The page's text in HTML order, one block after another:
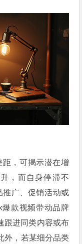
，可揭示潜在增
，而自身停滞不
推广、促销活动或
爆款视频带动品牌
跟进同类内容或布
外，若某细分品类